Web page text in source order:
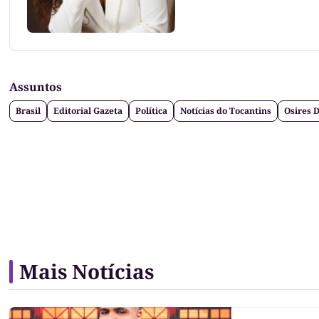
Assuntos
Brasil Editorial Gazeta Política Notícias do Tocantins Osires
Mais Notícias